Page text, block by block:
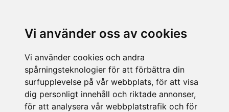
Vi använder oss av cookies
Vi använder cookies och andra
spårningsteknologier för att förbättra din
surfupplevelse på vår webbplats, för att visa
dig personligt innehåll och riktade annonser,
för att analysera vår webbplatstrafik och för